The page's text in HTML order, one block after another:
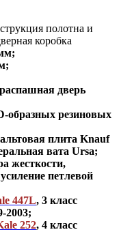
полотна и
коробка
дверь
образных резиновых
плита Knauf
вата Ursa;
жесткости,
петлевой
447L, 3 класс
2003;
252, 4 класс